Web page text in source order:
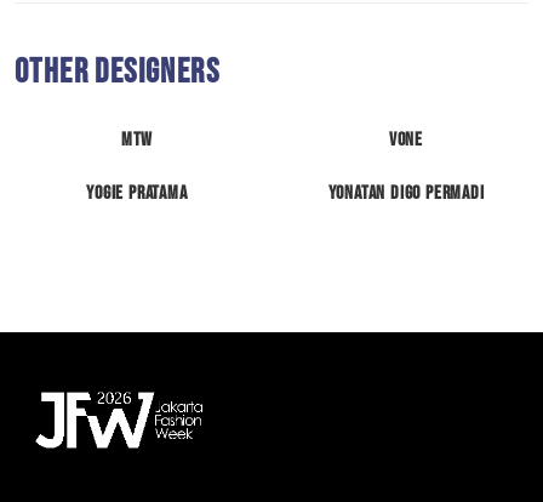
Other Designers
MTW VONE
Yogie Pratama Yonatan Digo Permadi